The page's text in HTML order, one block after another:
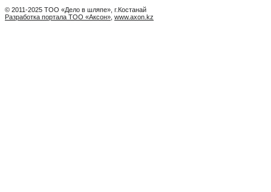
© 2011-2025 ТОО «Дело в шляпе», г.Костанай
Разработка портала ТОО «Аксон» www.axon.kz